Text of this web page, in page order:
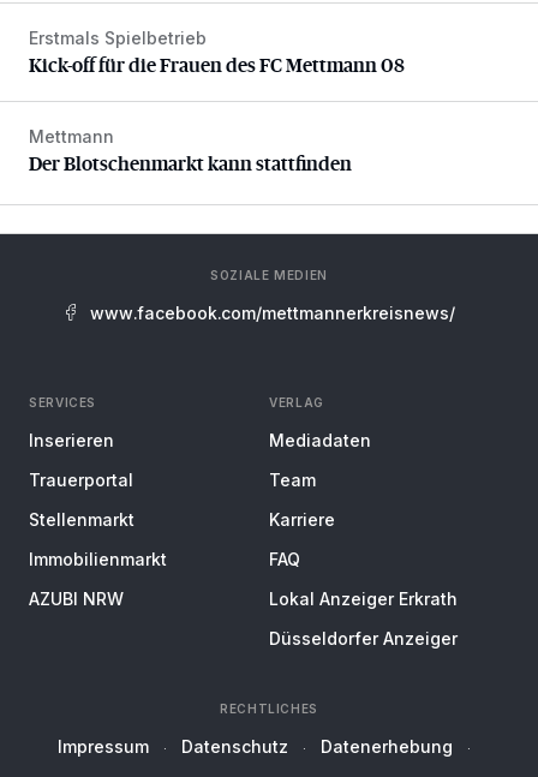
Kick-off für die Frauen des FC Mettmann 08
Erstmals Spielbetrieb
Kick-off für die Frauen des FC Mettmann 08
Der Blotschenmarkt kann stattfinden
Mettmann
Der Blotschenmarkt kann stattfinden
SOZIALE MEDIEN
www.facebook.com/mettmannerkreisnews/
SERVICES
Inserieren
Trauerportal
Stellenmarkt
Immobilienmarkt
AZUBI NRW
VERLAG
Mediadaten
Team
Karriere
FAQ
Lokal Anzeiger Erkrath
Düsseldorfer Anzeiger
RECHTLICHES
Impressum Datenschutz
Datenerhebung